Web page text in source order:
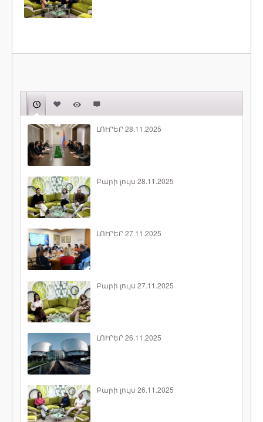
ԼՈՒՐԵՐ 28.11.2025
Բարի լույս 28.11.2025
ԼՈՒՐԵՐ 27.11.2025
Բարի լույս 27.11.2025
ԼՈՒՐԵՐ 26.11.2025
Բարի լույս 26.11.2025